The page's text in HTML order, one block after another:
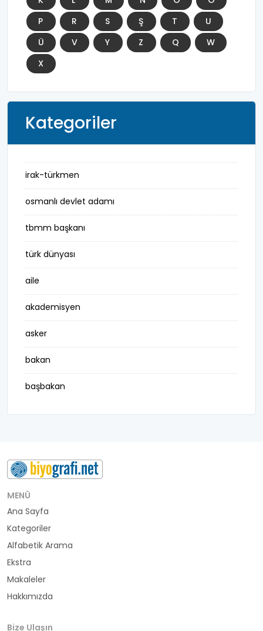
P
R S Ş T
U
Ü
V Y Z Q
W
X
Kategoriler
irak-türkmen
osmanlı devlet adamı
tbmm başkanı
türk dünyası
aile
akademisyen
asker
bakan
başbakan
belediye başkanı
buluş
bürokrat
büyükelçi
cumhurbaşkanı
din adamı
doktor
MENÜ
Ana Sayfa
Kategoriler
Alfabetik Arama
Ekstra
Makaleler
Hakkımızda
Bize Ulaşın